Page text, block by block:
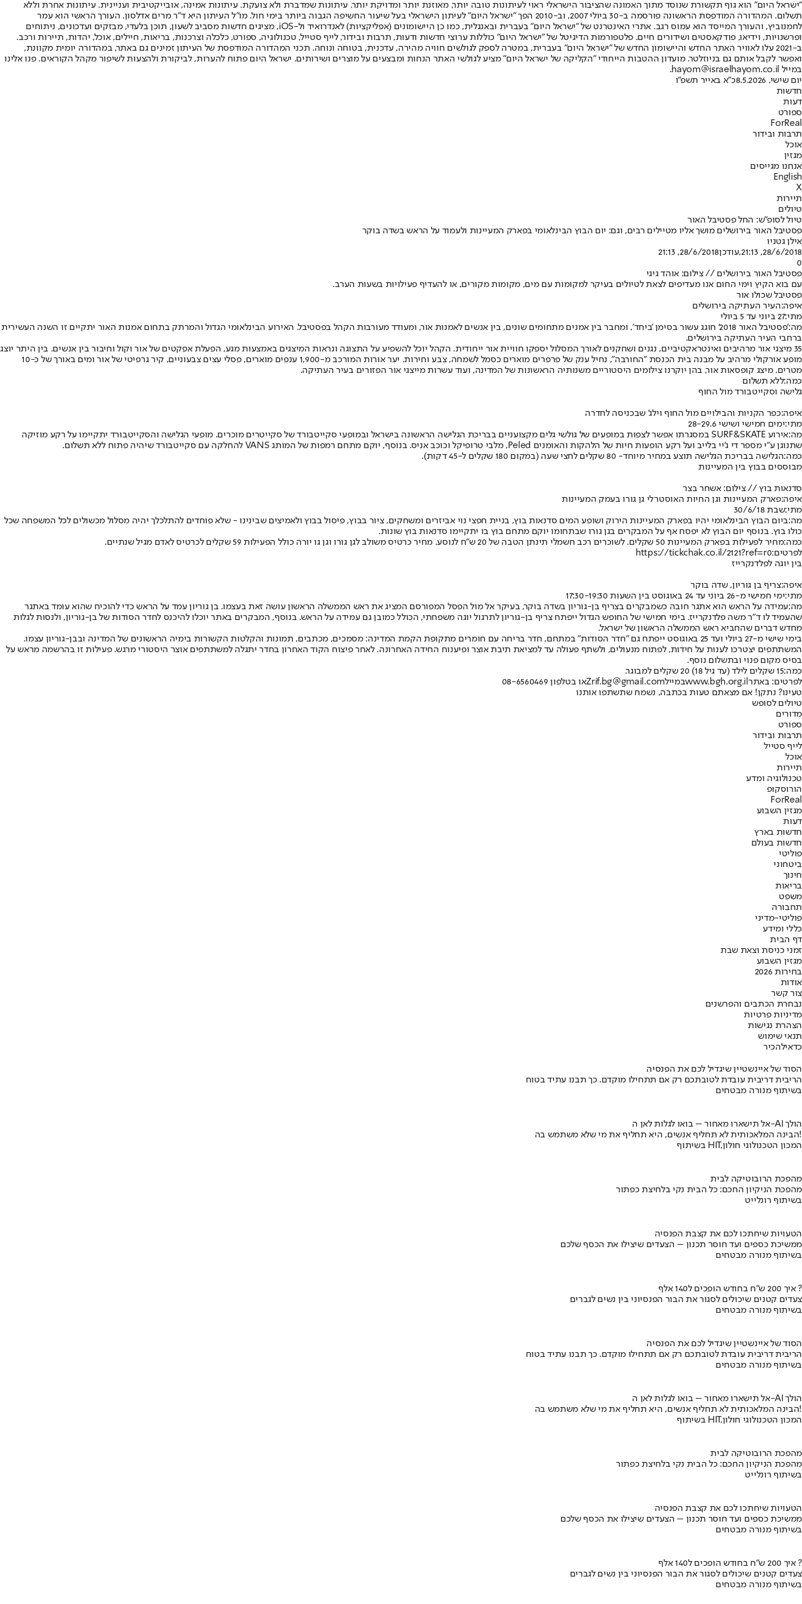
"ישראל היום" הוא גוף תקשורת שנוסד מתוך האמונה שהציבור הישראלי ראוי לעיתונות טובה יותר, מאוזנת יותר ומדויקת יותר. עיתונות שמדברת ולא צועקת. עיתונות אמינה, אובייקטיבית ועניינית. עיתונות אחרת וללא
תשלום. המהדורה המודפסת הראשונה פורסמה ב-30 ביולי 2007, וב-2010 הפך "ישראל היום" לעיתון הישראלי בעל שיעור החשיפה הגבוה ביותר בימי חול. מו"ל העיתון היא ד"ר מרים אדלסון. העורך הראשי הוא עמר
לחמנוביץ, והעורך המייסד הוא עמוס רגב. אתרי האינטרנט של "ישראל היום" בעברית ובאנגלית, כמו כן היישומונים (אפליקציות) לאנדרואיד ול-iOS, מציגים חדשות מסביב לשעון, תוכן בלעדי, מבזקים ועדכונים, ניתוחים
ופרשנויות, וידיאו, פודקאסטים ושידורים חיים. פלטפורמות הדיגיטל של "ישראל היום" כוללות ערוצי חדשות ודעות, תרבות ובידור, לייף סטייל, טכנולוגיה, ספורט, כלכלה וצרכנות, בריאות, חיילים, אוכל, יהדות, תיירות ורכב.
ב-2021 עלו לאוויר האתר החדש והיישומון החדש של "ישראל היום" בעברית, במטרה לספק לגולשים חוויה מהירה, עדכנית, בטוחה ונוחה. תכני המהדורה המודפסת של העיתון זמינים גם באתר, במהדורה יומית מקוונת,
ואפשר לקבל אותם גם בניוזלטר. מועדון ההטבות הייחודי "הקליקה של ישראל היום" מציע לגולשי האתר הנחות ומבצעים על מוצרים ושירותים. ישראל היום פתוח להערות, לביקורת ולהצעות לשיפור מקהל הקוראים. פנו אלינו
במייל hayom@israelhayom.co.il.
יום שישי, 8.5.2026
כ"א באייר תשפ"ו
חדשות
דעות
ספורט
ForReal
תרבות ובידור
אוכל
מגזין
אנחנו מגייסים
English
X
תיירות
טיולים
טיול לסופ"ש: החל פסטיבל האור
פסטיבל האור בירושלים מושך אליו מטיילים רבים, וגם: יום הבוץ הבינלאומי בפארק המעיינות ולעמוד על הראש בשדה בוקר
אילן גטניו
28/6/2018, 21:13
,עודכן28/6/2018, 21:13
0
פסטיבל האור בירושלים // צילום: אוהד גיגי
עם בוא הקיץ וימי החום אנו מעדיפים לצאת לטיולים בעיקר למקומות עם מים, מקומות מקורים, או להעדיף פעילויות בשעות הערב.
פסטיבל שכולו אור
איפה:העיר העתיקה בירושלים
מתי:27 ביוני עד 5 ביולי
מה:
'פסטיבל האור 2018' חוגג עשור בסימן 'ביחד', ומחבר בין אמנים מתחומים שונים, בין אנשים לאמנות אור, ומעודד מעורבות הקהל בפסטיבל. האירוע הבינלאומי הגדול והמרתק בתחום אמנות האור יתקיים זו השנה העשירית
ברחבי העיר העתיקה בירושלים.
35 מיצגי אור מרהיבים ואינטראקטיביים, נגנים ושחקנים לאורך המסלול יספקו חוויית אור ייחודית. הקהל יוכל להשפיע על התצוגה ונראות המיצגים באמצעות מגע, הפעלת אפקטים של אור וקול וחיבור בין אנשים. בין היתר יוצג
מופע אורקולי מרהיב על מבנה בית הכנסת "החורבה", נחיל ענק של פרפרים מוארים כסמל לשמחה, צבע וחירות. יער אורות המורכב מ-1,900 ענפים מוארים, פסלי עצים צבעוניים, קיר גרפיטי של אור ומים באורך של כ-10
מטרים. מיצג קופסאות אור, בהן יוקרנו צילומים היסטוריים משנותיה הראשונות של המדינה, ועוד עשרות מייצגי אור הפזורים בעיר העתיקה.
כמה:ללא תשלום
גלישה וסקייטבורד מול החוף
איפה:כפר הקניות והבילויים מול החוף וילג' שבכניסה לחדרה
מתי:ימים חמישי ושישי 28-29.6
מה:
אירוע SURF&SKATE במסגרתו אפשר לצפות במופעים של גולשי גלים מקצועניים בבריכת הגלישה הראשונה בישראל ובמופעי סקייטבורד של סקייטרים מוכרים. מופעי הגלישה והסקייטבורד יתקיימו על רקע מוזיקה
שתנוגן ע"י מספר די ג'יי בלייב ועל רקע הופעות חיות של הלהקות והאומנים Peled, מלבי טרופיקל וכוכב אניס. בנוסף, יוקם מתחם רמפות של המותג VANS להחלקה עם סקייטבורד שיהיה פתוח ללא תשלום.
כמה:הגלישה בבריכת הגלישה תוצע במחיר מיוחד- 80 שקלים לחצי שעה (במקום 180 שקלים ל-45 דקות).
מבוססים בבוץ בין המעיינות
סדנאות בוץ // צילום: אשחר בצר
איפה:פארק המעיינות וגן החיות האוסטרלי גן גורו בעמק המעיינות
מתי:שבת 30/6/18
מה:ביום הבוץ הבינלאומי יהיו בפארק המעיינות הירוק ושופע המים סדנאות בוץ, בניית חפצי נוי אביזרים ומשחקים, ציור בבוץ, פיסול בבוץ ולאמיצים שבינינו - שלא פוחדים להתלכלך יהיה מסלול מכשולים לכל המשפחה שכל
כולו בוץ. בנוסף יום הבוץ לא יפסח אף על המבקרים בגן גורו שבתחומו יוקם מתחם בוץ בו יתקיימו סדנאות בוץ שונות.
כמה:מחיר לפעילות בפארק המעיינות 50 שקלים. לשוכרים רכב חשמלי תינתן הטבה של 20 ש"ח לנוסע. מחיר כרטיס משולב לגן גורו וגן גו יורה כולל הפעילות 59 שקלים לכרטיס לאדם מגיל שנתיים.
לפרטים:https://tickchak.co.il/2121?ref=r0
בין יוגה לפלדנקרייז
איפה:צריף בן גוריון, שדה בוקר
מתי:ימי חמישי מ-26 ביוני עד 24 באוגוסט בין השעות 17:30-19:30
מה:עמידה על הראש הוא אתגר חובה כשמבקרים בצריף בן-גוריון בשדה בוקר, בעיקר אל מול הפסל המפורסם המציג את ראש הממשלה הראשון עושה זאת בעצמו. בן גוריון עמד על הראש כדי להוכיח שהוא עומד באתגר
שהעמיד לו ד"ר משה פלדנקרייז. בימי חמישי של החופש הגדול ייפתח צריף בן-גוריון לתרגול יוגה משפחתי, הכולל כמובן גם עמידה על הראש. בנוסף, המבקרים באתר יוכלו להיכנס לחדר הסודות של בן-גוריון, ולנסות לגלות
מחדש דברים שהחביא ראש הממשלה הראשון של ישראל.
בימי שישי מ-27 ביולי ועד 25 באוגוסט ייפתח גם "חדר הסודות" במתחם, חדר בריחה עם חומרים מתקופת הקמת המדינה: מסמכים, מכתבים, תמונות והקלטות הקשורות בימיה הראשונים של המדינה ובבן-גוריון עצמו.
המשתתפים יצטרכו לענות על חידות, לפתוח מנעולים, ולשתף פעולה עד למציאת תיבת אוצר ופיענוח החידה האחרונה. לאחר פיצוח הקוד האחרון בחדר יתגלה למשתתפים אוצר היסטורי מרגש. פעילות זו בהרשמה מראש על
בסיס מקום פנוי ובתשלום נוסף.
כמה:15 שקלים לילד (עד גיל 18) 20 שקלים למבוגר.
לפרטים: באתר www.bgh.org.ilבמיילZrif.bg@gmail.comאו בטלפון 08-6560469
טעינו? נתקן! אם מצאתם טעות בכתבה, נשמח שתשתפו אותנו
טיולים לסופש
מדורים
ספורט
תרבות ובידור
לייף סטייל
אוכל
תיירות
טכנולוגיה ומדע
הורוסקופ
ForReal
מגזין השבוע
דעות
חדשות בארץ
חדשות בעולם
פוליטי
ביטחוני
חינוך
בריאות
משפט
תחבורה
פוליטי-מדיני
כללי ומידע
דף הבית
זמני כניסת וצאת שבת
מגזין השבוע
בחירות 2026
אודות
צור קשר
נבחרת הכתבים והפרשנים
מדיניות פרטיות
הצהרת נגישות
תנאי שימוש
כדאילהכיר
הסוד של איינשטיין שיגדיל לכם את הפנסיה
הריבית דריבית עובדת לטובתכם רק אם תתחילו מוקדם. כך תבנו עתיד בטוח
בשיתוף מנורה מבטחים
אל תישארו מאחור – בואו לגלות לאן ה-AI הולך
הבינה המלאכותית לא תחליף אנשים, היא תחליף את מי שלא משתמש בה!
בשיתוף HIT,המכון הטכנולוגי חולון
מהפכת הרובוטיקה לבית
מהפכת הניקיון החכם: כל הבית נקי בלחיצת כפתור
בשיתוף רונלייט
הטעויות שיחתכו לכם את קצבת הפנסיה
ממשיכת כספים ועד חוסר תכנון – הצעדים שיצילו את הכסף שלכם
בשיתוף מנורה מבטחים
איך 200 ש"ח בחודש הופכים ל140 אלף ?
צעדים קטנים שיכולים לסגור את הבור הפנסיוני בין נשים לגברים
בשיתוף מנורה מבטחים
הסוד של איינשטיין שיגדיל לכם את הפנסיה
הריבית דריבית עובדת לטובתכם רק אם תתחילו מוקדם. כך תבנו עתיד בטוח
בשיתוף מנורה מבטחים
אל תישארו מאחור – בואו לגלות לאן ה-AI הולך
הבינה המלאכותית לא תחליף אנשים, היא תחליף את מי שלא משתמש בה!
בשיתוף HIT,המכון הטכנולוגי חולון
מהפכת הרובוטיקה לבית
מהפכת הניקיון החכם: כל הבית נקי בלחיצת כפתור
בשיתוף רונלייט
הטעויות שיחתכו לכם את קצבת הפנסיה
ממשיכת כספים ועד חוסר תכנון – הצעדים שיצילו את הכסף שלכם
בשיתוף מנורה מבטחים
איך 200 ש"ח בחודש הופכים ל140 אלף ?
צעדים קטנים שיכולים לסגור את הבור הפנסיוני בין נשים לגברים
בשיתוף מנורה מבטחים